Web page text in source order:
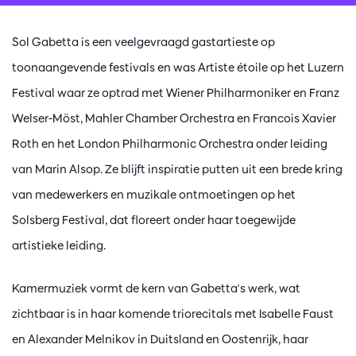
Sol Gabetta is een veelgevraagd gastartieste op
toonaangevende festivals en was Artiste étoile op het Luzern
Festival waar ze optrad met Wiener Philharmoniker en Franz
Welser-Möst, Mahler Chamber Orchestra en Francois Xavier
Roth en het London Philharmonic Orchestra onder leiding
van Marin Alsop. Ze blijft inspiratie putten uit een brede kring
van medewerkers en muzikale ontmoetingen op het
Solsberg Festival, dat floreert onder haar toegewijde
artistieke leiding.
Kamermuziek vormt de kern van Gabetta's werk, wat
zichtbaar is in haar komende triorecitals met Isabelle Faust
en Alexander Melnikov in Duitsland en Oostenrijk, haar